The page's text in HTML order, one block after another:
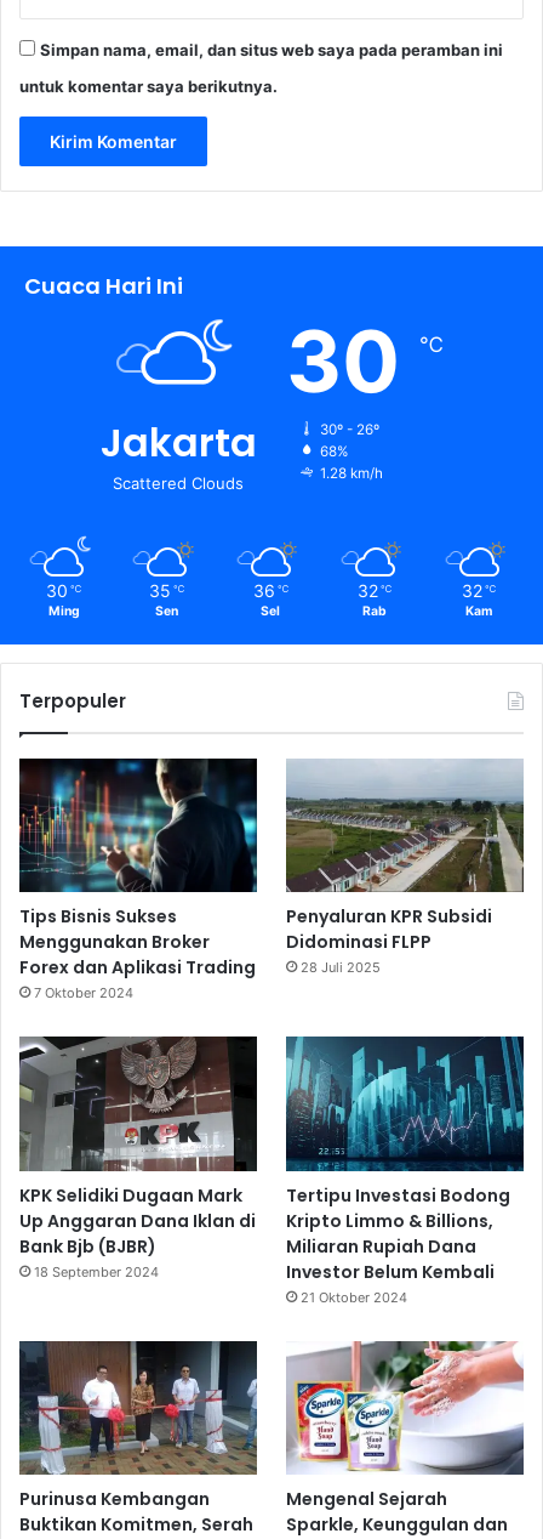
Simpan nama, email, dan situs web saya pada peramban ini
untuk komentar saya berikutnya.
Cuaca Hari Ini
Jakarta
Scattered Clouds
30 ℃
30º - 26º
68%
1.28 km/h
30 ℃
Ming
35 ℃
Sen
36 ℃
Sel
32 ℃
Rab
32 ℃
Kam
Terpopuler
Tips Bisnis Sukses
Menggunakan Broker
Forex dan Aplikasi Trading
7 Oktober 2024
Penyaluran KPR Subsidi
Didominasi FLPP
28 Juli 2025
KPK Selidiki Dugaan Mark
Up Anggaran Dana Iklan di
Bank Bjb (BJBR)
18 September 2024
Tertipu Investasi Bodong
Kripto Limmo & Billions,
Miliaran Rupiah Dana
Investor Belum Kembali
21 Oktober 2024
Purinusa Kembangan
Buktikan Komitmen, Serah
Mengenal Sejarah
Sparkle, Keunggulan dan